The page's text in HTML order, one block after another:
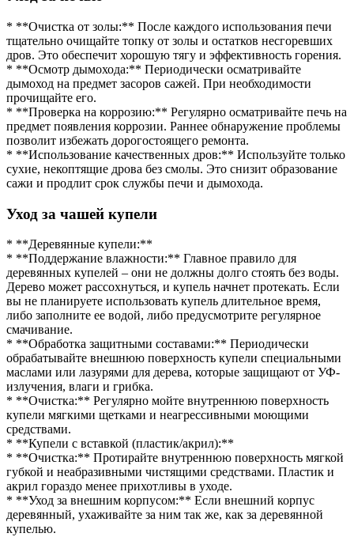
* **Очистка от золы:** После каждого использования печи
тщательно очищайте топку от золы и остатков несгоревших
дров. Это обеспечит хорошую тягу и эффективность горения.
* **Осмотр дымохода:** Периодически осматривайте
дымоход на предмет засоров сажей. При необходимости
прочищайте его.
* **Проверка на коррозию:** Регулярно осматривайте печь на
предмет появления коррозии. Раннее обнаружение проблемы
позволит избежать дорогостоящего ремонта.
* **Использование качественных дров:** Используйте только
сухие, некоптящие дрова без смолы. Это снизит образование
сажи и продлит срок службы печи и дымохода.
Уход за чашей купели
* **Деревянные купели:**
* **Поддержание влажности:** Главное правило для
деревянных купелей – они не должны долго стоять без воды.
Дерево может рассохнуться, и купель начнет протекать. Если
вы не планируете использовать купель длительное время,
либо заполните ее водой, либо предусмотрите регулярное
смачивание.
* **Обработка защитными составами:** Периодически
обрабатывайте внешнюю поверхность купели специальными
маслами или лазурями для дерева, которые защищают от УФ-
излучения, влаги и грибка.
* **Очистка:** Регулярно мойте внутреннюю поверхность
купели мягкими щетками и неагрессивными моющими
средствами.
* **Купели с вставкой (пластик/акрил):**
* **Очистка:** Протирайте внутреннюю поверхность мягкой
губкой и неабразивными чистящими средствами. Пластик и
акрил гораздо менее прихотливы в уходе.
* **Уход за внешним корпусом:** Если внешний корпус
деревянный, ухаживайте за ним так же, как за деревянной
купелью.